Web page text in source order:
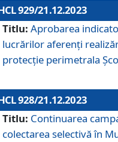
929/21.12.2023
Titlu: Aprobarea
lucrărilor aferenți
protecție perimetrala
928/21.12.2023
Titlu: Continuarea
colectarea selectivă în